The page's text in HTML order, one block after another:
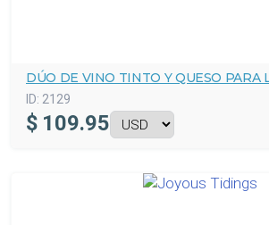
DÚO DE VINO TINTO Y QUESO PARA
ID: 2129
$ 109.95